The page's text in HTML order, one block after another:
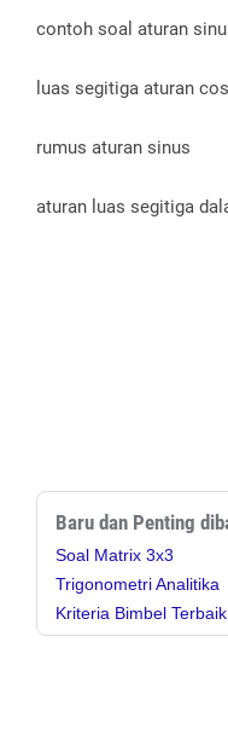
contoh soal aturan
luas segitiga aturan
rumus aturan sinus
aturan luas segitiga
Baru dan Penting
Soal Matrix 3x3
Trigonometri Analitika
Kriteria Bimbel Terbaik